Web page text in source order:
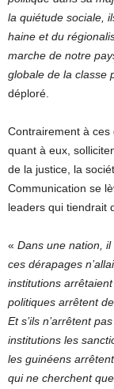
la quiétude sociale,
haine et du
marche de notre
globale de la classe
déploré.
Contrairement à ces
quant à eux,
de la justice, la
Communication se
leaders qui tiendrait
« Dans une nation,
ces dérapages
institutions
politiques arrêtent
Et s’ils n’arrêtent
institutions les
les guinéens
qui ne cherchent